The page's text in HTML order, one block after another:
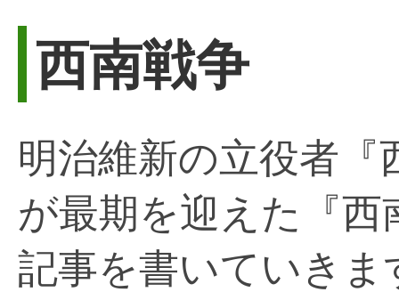
西南戦争
明治維新の立役者『
が最期を迎えた『西
記事を書いていきま